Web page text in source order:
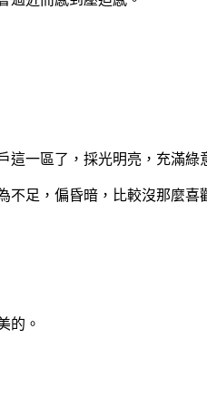
這一區了，採光明亮，充滿綠
不足，偏昏暗，比較沒那麼喜
的。